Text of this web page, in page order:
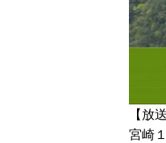
【放
宮崎